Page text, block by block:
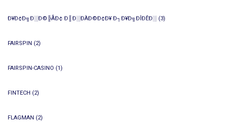
Ð¥Ð¢Ð╗Ð░Ð©╠ÅÐ¢ Ð║Ð░ÐÀÐ©Ð¢Ð¥ Ð┐Ð¥Ð╗ÐÎÐÊÐ░ (3)
FAIRSPIN (2)
FAIRSPIN-CASINO (1)
FINTECH (2)
FLAGMAN (2)